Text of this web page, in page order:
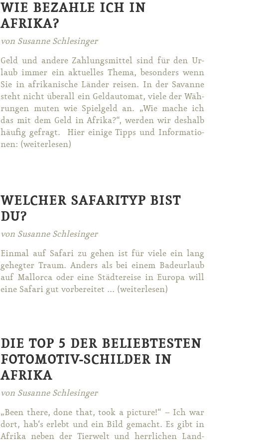
WIE BEZAHLE ICH IN
AFRIKA?
von Susanne Schlesinger
Geld und an­de­re Zah­lungs­mit­tel sind für den Ur­
laub im­mer ein ak­tu­el­les The­ma, be­son­ders wenn
Sie in afri­ka­ni­sche Län­der rei­sen. In der Sa­van­ne
steht nicht über­all ein Geld­au­to­mat, vie­le der Wäh­
run­gen mu­ten wie Spiel­geld an. „Wie ma­che ich
das mit dem Geld in Afri­ka?“, wer­den wir des­halb
häu­fig ge­fragt. Hier ei­ni­ge Tipps und In­for­ma­tio­
nen: (wei­ter­le­sen)
WELCHER SAFARITYP BIST
DU?
von Susanne Schlesinger
Ein­mal auf Sa­fa­ri zu ge­hen ist für vie­le ein lang
ge­heg­ter Traum. An­ders als bei ei­nem Ba­de­ur­laub
auf Mal­lor­ca oder ei­ne Städ­te­rei­se in Eu­ro­pa will
ei­ne Sa­fa­ri gut vor­be­rei­tet ... (wei­ter­le­sen)
DIE TOP 5 DER BELIEBTESTEN
FOTOMOTIV-SCHILDER IN
AFRIKA
von Susanne Schlesinger
„Be­en the­re, do­ne that, took a pic­tu­re!“ – Ich war
dort, hab‘s er­lebt und ein Bild ge­macht. Es gibt in
Afri­ka ne­ben der Tier­welt und herr­li­chen Land­